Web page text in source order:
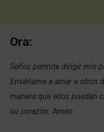
Ora:
Señor, permite dirigir mis
Enséñame a amar a otros
manera que ellos puedan
su corazón. Amen.